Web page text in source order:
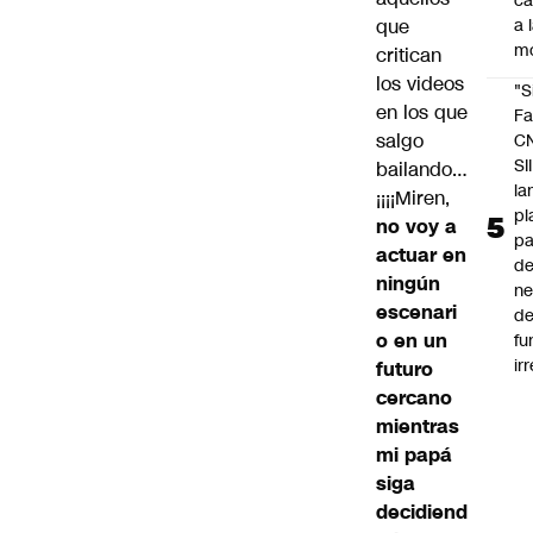
que
critican
los videos
en los que
salgo
bailando…
¡¡¡¡Miren,
no voy a
actuar en
ningún
escenari
o en un
futuro
cercano
mientras
mi papá
siga
decidiend
a
SII
de